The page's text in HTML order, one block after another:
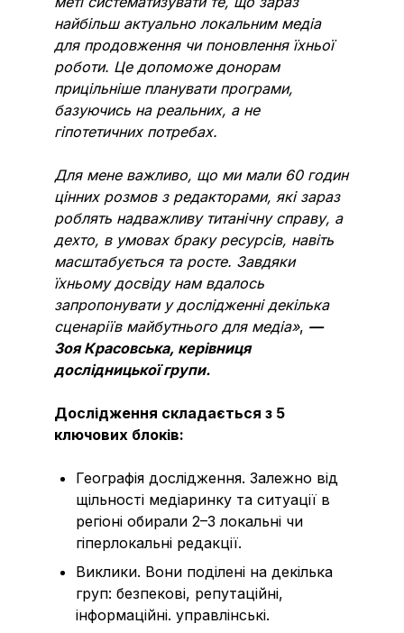
найбільш актуально локальним медіа
для продовження чи поновлення їхньої
роботи. Це допоможе донорам
прицільніше планувати програми,
базуючись на реальних, а не
гіпотетичних потребах.
Для мене важливо, що ми мали 60 годин
цінних розмов з редакторами, які зараз
роблять надважливу титанічну справу, а
дехто, в умовах браку ресурсів, навіть
масштабується та росте. Завдяки
їхньому досвіду нам вдалось
запропонувати у дослідженні декілька
сценаріїв майбутнього для медіа», —
Зоя Красовська, керівниця
дослідницької групи.
Дослідження складається з 5
ключових блоків:
Географія дослідження. Залежно від
щільності медіаринку та ситуації в
регіоні обирали 2–3 локальні чи
гіперлокальні редакції.
Виклики. Вони поділені на декілька
груп: безпекові, репутаційні,
інформаційні. управлінські.